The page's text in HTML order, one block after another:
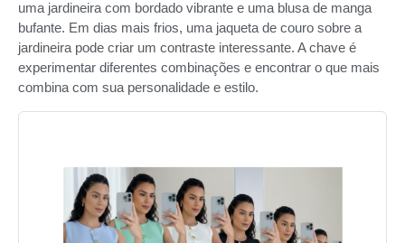
uma jardineira com bordado vibrante e uma blusa de manga
bufante. Em dias mais frios, uma jaqueta de couro sobre a
jardineira pode criar um contraste interessante. A chave é
experimentar diferentes combinações e encontrar o que mais
combina com sua personalidade e estilo.